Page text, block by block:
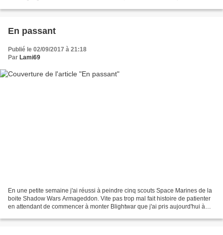
En passant
Publié le 02/09/2017 à 21:18
Par Lami69
En une petite semaine j'ai réussi à peindre cinq scouts Space Marines de la
boite Shadow Wars Armageddon. Vite pas trop mal fait histoire de patienter
en attendant de commencer à monter Blightwar que j'ai pris aujourd'hui à